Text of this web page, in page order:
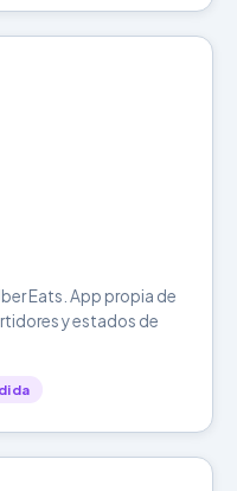
Eats. App propia de
y estados de